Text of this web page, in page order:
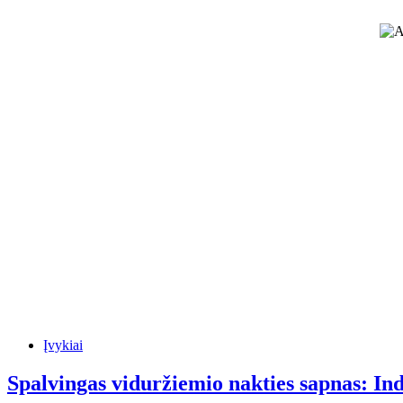
Įvykiai
Spalvingas viduržiemio nakties sapnas: